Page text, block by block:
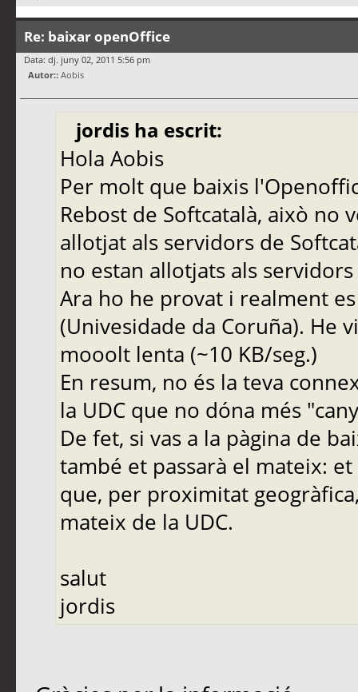
Re: baixar openOffice
Data: dj. juny 02, 2011 5:56 pm
Autor:: Aobis
jordis ha escrit:
Hola Aobis
Per molt que baixis
Rebost de Softcatalà, això
allotjat als servidors de
no estan allotjats als
Ara ho he provat i realment
(Univesidade da Coruña). He
mooolt lenta (~10 KB/seg.)
En resum, no és la teva
la UDC que no dóna més
De fet, si vas a la pàgina de
també et passarà el mateix:
que, per proximitat
mateix de la UDC.
salut
jordis